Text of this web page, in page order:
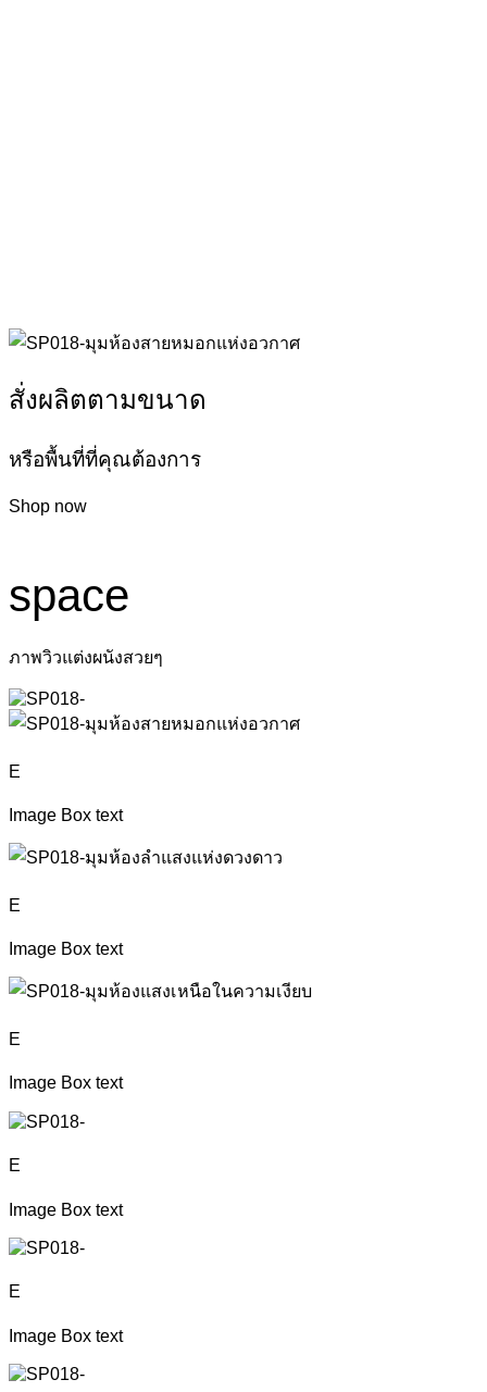
สั่งผลิตตามขนาด
หรือพื้นที่ที่คุณต้องการ
Shop now
space
ภาพวิวแต่งผนังสวยๆ
E
Image Box text
E
Image Box text
E
Image Box text
E
Image Box text
E
Image Box text